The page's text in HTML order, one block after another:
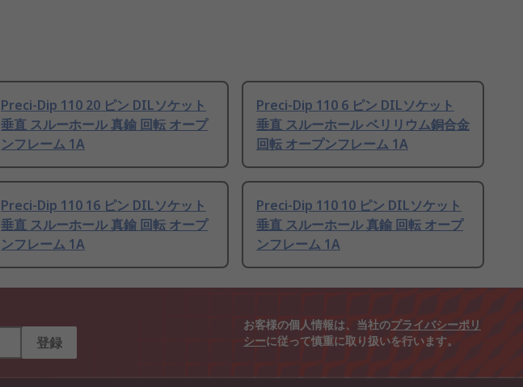
Preci-Dip 110 20 ピン DILソケット
垂直 スルーホール 真鍮 回転 オープ
ンフレーム 1A
Preci-Dip 110 6 ピン DILソケット
垂直 スルーホール ベリリウム銅合金
回転 オープンフレーム 1A
Preci-Dip 110 16 ピン DILソケット
垂直 スルーホール 真鍮 回転 オープ
ンフレーム 1A
Preci-Dip 110 10 ピン DILソケット
垂直 スルーホール 真鍮 回転 オープ
ンフレーム 1A
登録
お客様の個人情報は、当社のプライバシーポリ
シーに従って慎重に取り扱いを行います。